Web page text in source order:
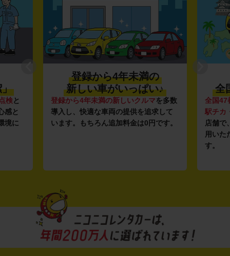
」
検と
感と
境に
登録から4年未満の
新しい車がいっぱい♪
登録から4年未満の新しいクルマを多数
導入し、快適な車両の提供を追求して
います。もちろん追加料金は0円です。
全
全国47
駅チカ
店舗で
用いた
す。